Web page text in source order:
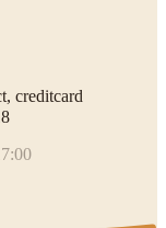
creditcard